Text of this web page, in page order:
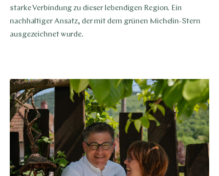
starke Verbindung zu dieser lebendigen Region. Ein
nachhaltiger Ansatz, der mit dem grünen Michelin-Stern
ausgezeichnet wurde.